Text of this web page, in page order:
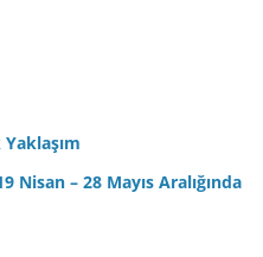
– 28 Mayıs Aralığında